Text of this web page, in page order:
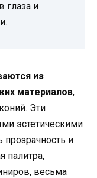
глаза и
из
материалов,
Эти
эстетическими
прозрачность и
палитра,
весьма